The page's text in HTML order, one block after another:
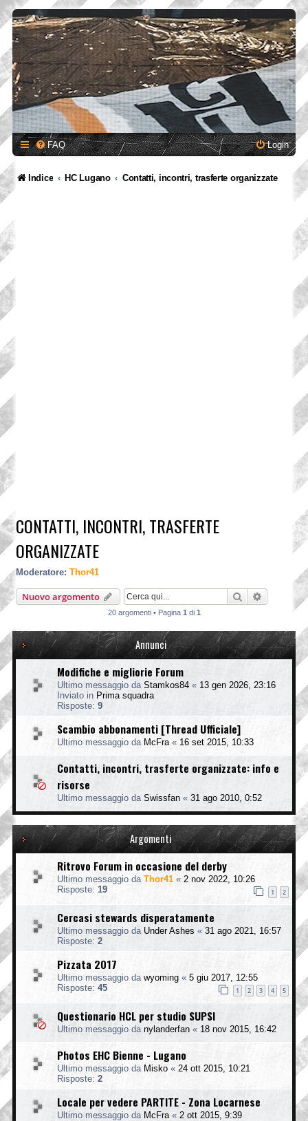
FAQ Login
Indice HC Lugano Contatti, incontri, trasferte organizzate
CONTATTI, INCONTRI, TRASFERTE
ORGANIZZATE
Moderatore: Thor41
Nuovo argomento Cerca Ricerca
20 argomenti • Pagina 1 di 1
Annunci
Modifiche e migliorie Forum
Ultimo messaggio da Stamkos84 « 13 gen 2026, 23:16
Inviato in Prima squadra
Risposte: 9
Scambio abbonamenti [Thread Ufficiale]
Ultimo messaggio da McFra « 16 set 2015, 10:33
Contatti, incontri, trasferte organizzate: info e
risorse
Ultimo messaggio da Swissfan « 31 ago 2010, 0:52
Argomenti
Ritrovo Forum in occasione del derby
Ultimo messaggio da Thor41 « 2 nov 2022, 10:26
Risposte: 19 1 2
Cercasi stewards disperatamente
Ultimo messaggio da Under Ashes « 31 ago 2021, 16:57
Risposte: 2
Pizzata 2017
Ultimo messaggio da wyoming « 5 giu 2017, 12:55
Risposte: 45 1 2 3 4 5
Questionario HCL per studio SUPSI
Ultimo messaggio da nylanderfan « 18 nov 2015, 16:42
Photos EHC Bienne - Lugano
Ultimo messaggio da Misko « 24 ott 2015, 10:21
Risposte: 2
Locale per vedere PARTITE - Zona Locarnese
Ultimo messaggio da McFra « 2 ott 2015, 9:39